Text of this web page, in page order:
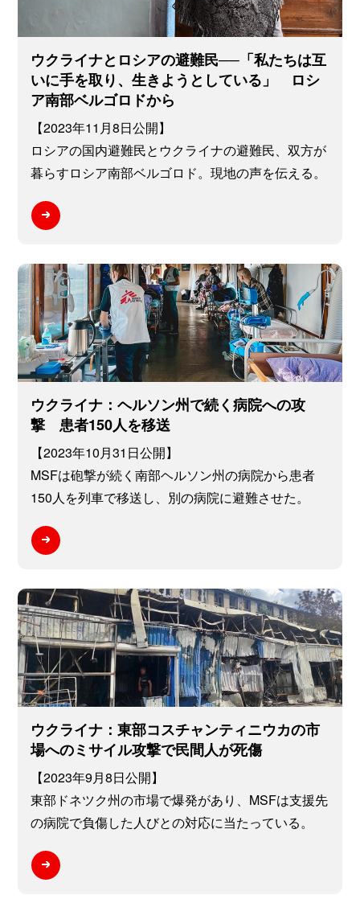
ウクライナとロシアの避難民──「私たちは互
いに手を取り、生きようとしている」 ロシ
ア南部ベルゴロドから
【2023年11月8日公開】
ロシアの国内避難民とウクライナの避難民、双方が
暮らすロシア南部ベルゴロド。現地の声を伝える。
ウクライナ：ヘルソン州で続く病院への攻
撃 患者150人を移送
【2023年10月31日公開】
MSFは砲撃が続く南部ヘルソン州の病院から患者
150人を列車で移送し、別の病院に避難させた。
ウクライナ：東部コスチャンティニウカの市
場へのミサイル攻撃で民間人が死傷
【2023年9月8日公開】
東部ドネツク州の市場で爆発があり、MSFは支援先
の病院で負傷した人びとの対応に当たっている。